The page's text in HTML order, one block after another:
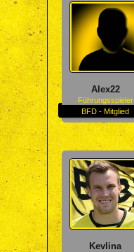
Alex22
Führungsspieler
BFD - Mitglied
Kevlina